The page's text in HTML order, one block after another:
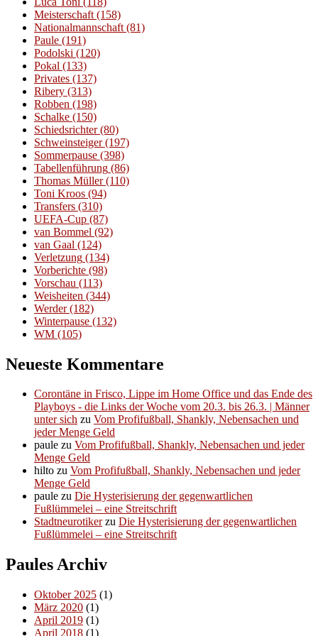
Meisterschaft (158)
Nationalmannschaft (81)
Paule (191)
Podolski (120)
Pokal (133)
Privates (137)
Ribery (313)
Robben (198)
Schalke (150)
Schiedsrichter(80)
Schweinsteiger(197)
Sommerpause (398)
Tabellenführung (86)
Thomas Müller(110)
Toni Kroos (94)
Transfers (310)
UEFA-Cup (87)
van Bommel (92)
van Gaal (124)
Verletzung (134)
Vorberichte (98)
Vorschau (113)
Weisheiten (344)
Werder(182)
Winterpause (132)
WM (105)
Neueste Kommentare
Corontäne in Frisco, Lippe im Home Office und das Ende des
Playboys - die Links der Woche vom 20.3. bis 26.3. | Männer
unter sich zu Vom Profifußball, Shankly, Nebensachen und
jeder Menge Geld
paule zu Vom Profifußball, Shankly, Nebensachen und jeder
Menge Geld
hilto zu Vom Profifußball, Shankly, Nebensachen und jeder
Menge Geld
paule zu Die Hysterisierung der gegenwartlichen
Fußlümmelei – eine Streitschrift
Stadtneurotikerzu Die Hysterisierung der gegenwartlichen
Fußlümmelei – eine Streitschrift
Paules Archiv
Oktober 2025 (1)
März 2020 (1)
April 2019 (1)
April 2018 (1)